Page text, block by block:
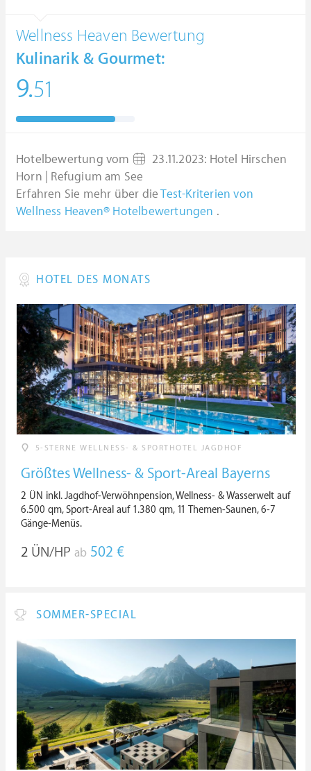
Wellness Heaven Bewertung
Kulinarik & Gourmet:
9.51
Hotelbewertung vom 23.11.2023: Hotel Hirschen
Horn | Refugium am See
Erfahren Sie mehr über dieTest-Kriterien von
Wellness Heaven® Hotelbewertungen .
HOTEL DES MONATS
5-STERNE WELLNESS- & SPORTHOTEL JAGDHOF
Größtes Wellness- & Sport-Areal Bayerns
2 ÜN inkl. Jagdhof-Verwöhnpension, Wellness- & Wasserwelt auf
6.500 qm, Sport-Areal auf 1.380 qm, 11 Themen-Saunen, 6-7
Gänge-Menüs.
2 ÜN/HP ab 502 €
SOMMER-SPECIAL